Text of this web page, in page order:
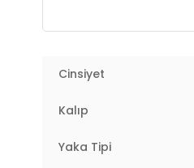
Kol Tipi:Uzun Kol
Cinsiyet
Kalıp
Yaka Tipi